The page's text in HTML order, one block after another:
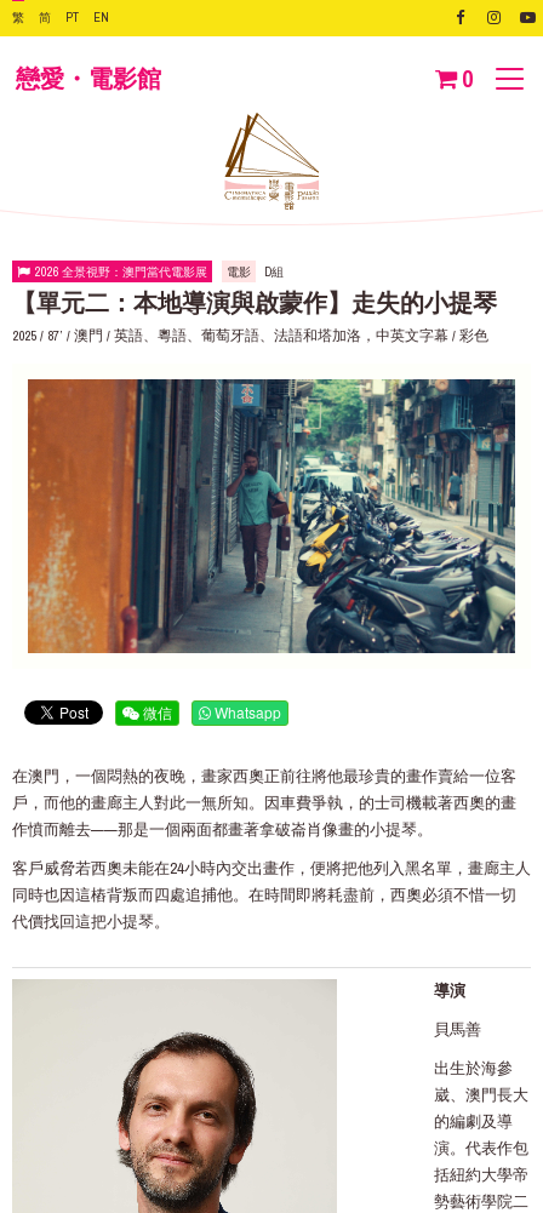
繁 简 PT EN
戀愛・電影館 0
2026 全景視野：澳門當代電影展 電影 D組
【單元二：本地導演與啟蒙作】走失的小提琴
2025 / 87’ / 澳門 / 英語、粵語、葡萄牙語、法語和塔加洛，中英文字幕 / 彩色
微信 Whatsapp
在澳門，一個悶熱的夜晚，畫家西奧正前往將他最珍貴的畫作賣給一位客
戶，而他的畫廊主人對此一無所知。因車費爭執，的士司機載著西奧的畫
作憤而離去——那是一個兩面都畫著拿破崙肖像畫的小提琴。
客戶威脅若西奧未能在24小時內交出畫作，便將把他列入黑名單，畫廊主人
同時也因這樁背叛而四處追捕他。在時間即將耗盡前，西奧必須不惜一切
代價找回這把小提琴。
導演
貝馬善
出生於海參
崴、澳門長大
的編劇及導
演。代表作包
括紐約大學帝
勢藝術學院二